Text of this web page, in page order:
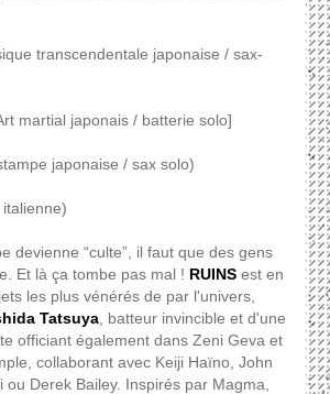
transcendentale japonaise / sax-
martial japonais / batterie solo]
japonaise / sax solo)
devienne “culte”, il faut que des gens
Et là ça tombe pas mal ! RUINSest en
les plus vénérés de par l'univers,
Tatsuya, batteur invincible et d'une
officiant également dans Zeni Geva et
collaborant avec Keiji Haïno, John
ou Derek Bailey. Inspirés par Magma,